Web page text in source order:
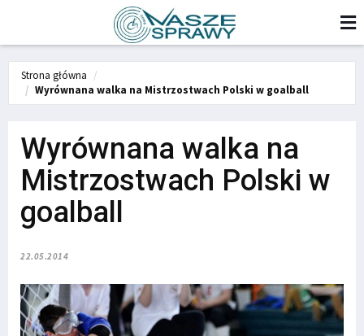
Strona główna
Wyrównana walka na Mistrzostwach Polski w goalball
Wyrównana walka na
Mistrzostwach Polski w
goalball
22.05.2014